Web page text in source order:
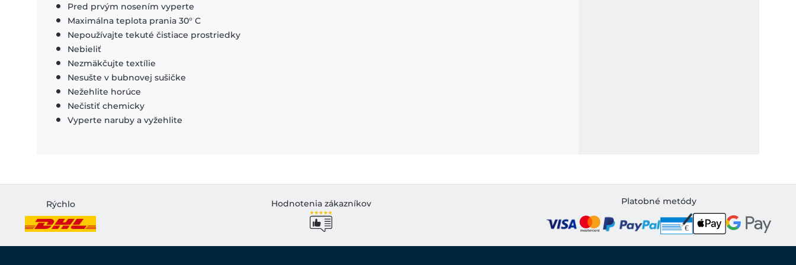
Pred prvým nosením vyperte
Maximálna teplota prania 30° C
Nepoužívajte tekuté čistiace prostriedky
Nebieliť
Nezmäkčujte textílie
Nesušte v bubnovej sušičke
Nežehlite horúce
Nečistiť chemicky
Vyperte naruby a vyžehlite
Rýchlo Hodnotenia zákazníkov Platobné metódy